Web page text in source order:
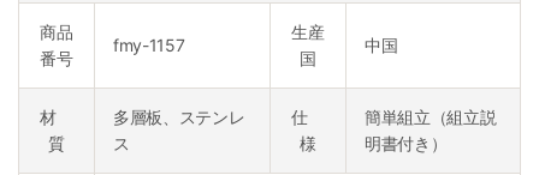
商品
番号
fmy-1157
生産
国
中国
材
質
多層板、ステンレ
ス
仕
様
簡単組立（組立説
明書付き）